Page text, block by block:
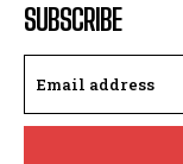
SUBSCRIBE